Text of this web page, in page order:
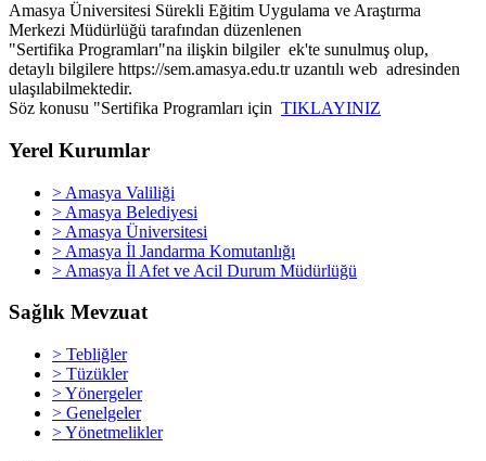
Amasya Üniversitesi Sürekli Eğitim Uygulama ve Araştırma
Merkezi Müdürlüğü tarafından düzenlenen
"Sertifika Programları"na ilişkin bilgiler ek'te sunulmuş olup,
detaylı bilgilere https://sem.amasya.edu.tr uzantılı web adresinden
ulaşılabilmektedir.
Söz konusu "Sertifika Programları için TIKLAYINIZ
Yerel Kurumlar
> Amasya Valiliği
> Amasya Belediyesi
> Amasya Üniversitesi
> Amasya İl Jandarma Komutanlığı
> Amasya İl Afet ve Acil Durum Müdürlüğü
Sağlık Mevzuat
> Tebliğler
> Tüzükler
> Yönergeler
> Genelgeler
> Yönetmelikler